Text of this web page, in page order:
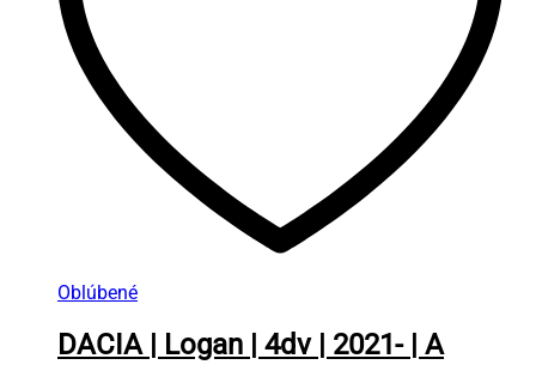
Oblúbené
DACIA | Logan | 4dv | 2021- | A